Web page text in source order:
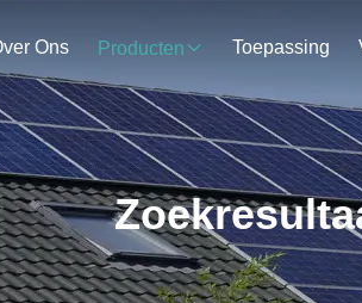
Ons Producten Toepassing